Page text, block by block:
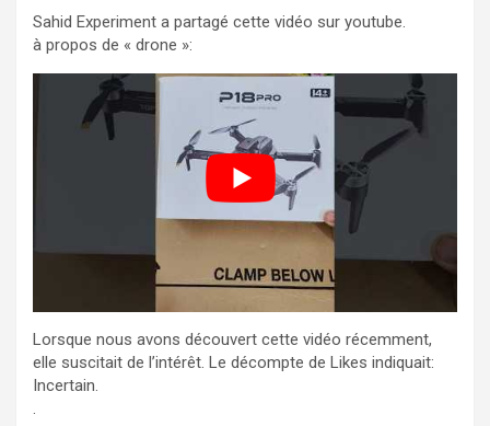
Sahid Experiment a partagé cette vidéo sur youtube.
à propos de « drone »:
Lorsque nous avons découvert cette vidéo récemment,
elle suscitait de l’intérêt. Le décompte de Likes indiquait:
Incertain.
.